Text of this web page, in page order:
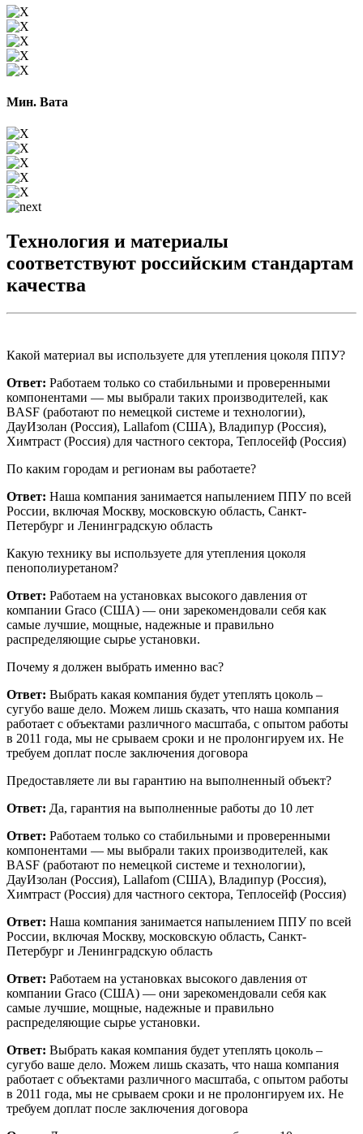
Мин. Вата
Технология и материалы
соответствуют российским стандартам
качества
Какой материал вы используете для утепления цоколя ППУ?
Ответ: Работаем только со стабильными и проверенными
компонентами — мы выбрали таких производителей, как
BASF (работают по немецкой системе и технологии),
ДауИзолан (Россия), Lallafom (США), Владипур (Россия),
Химтраст (Россия) для частного сектора, Теплосейф (Россия)
По каким городам и регионам вы работаете?
Ответ: Наша компания занимается напылением ППУ по всей
России, включая Москву, московскую область, Санкт-
Петербург и Ленинградскую область
Какую технику вы используете для утепления цоколя
пенополиуретаном?
Ответ: Работаем на установках высокого давления от
компании Graco (США) — они зарекомендовали себя как
самые лучшие, мощные, надежные и правильно
распределяющие сырье установки.
Почему я должен выбрать именно вас?
Ответ: Выбрать какая компания будет утеплять цоколь –
сугубо ваше дело. Можем лишь сказать, что наша компания
работает с объектами различного масштаба, с опытом работы
в 2011 года, мы не срываем сроки и не пролонгируем их. Не
требуем доплат после заключения договора
Предоставляете ли вы гарантию на выполненный объект?
Ответ: Да, гарантия на выполненные работы до 10 лет
Ответ: Работаем только со стабильными и проверенными
компонентами — мы выбрали таких производителей, как
BASF (работают по немецкой системе и технологии),
ДауИзолан (Россия), Lallafom (США), Владипур (Россия),
Химтраст (Россия) для частного сектора, Теплосейф (Россия)
Ответ: Наша компания занимается напылением ППУ по всей
России, включая Москву, московскую область, Санкт-
Петербург и Ленинградскую область
Ответ: Работаем на установках высокого давления от
компании Graco (США) — они зарекомендовали себя как
самые лучшие, мощные, надежные и правильно
распределяющие сырье установки.
Ответ: Выбрать какая компания будет утеплять цоколь –
сугубо ваше дело. Можем лишь сказать, что наша компания
работает с объектами различного масштаба, с опытом работы
в 2011 года, мы не срываем сроки и не пролонгируем их. Не
требуем доплат после заключения договора